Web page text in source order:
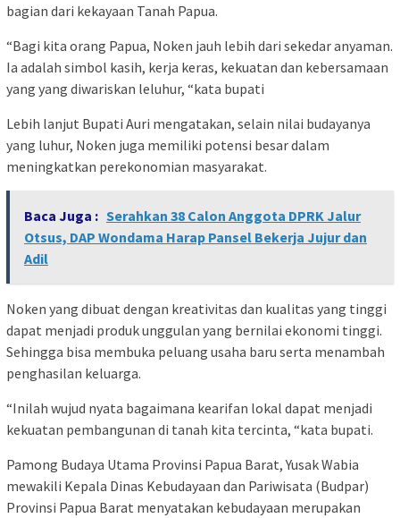
bagian dari kekayaan Tanah Papua.
“Bagi kita orang Papua, Noken jauh lebih dari sekedar anyaman.
Ia adalah simbol kasih, kerja keras, kekuatan dan kebersamaan
yang yang diwariskan leluhur, “kata bupati
Lebih lanjut Bupati Auri mengatakan, selain nilai budayanya
yang luhur, Noken juga memiliki potensi besar dalam
meningkatkan perekonomian masyarakat.
Baca Juga : Serahkan 38 Calon Anggota DPRK Jalur
Otsus, DAP Wondama Harap Pansel Bekerja Jujur dan
Adil
Noken yang dibuat dengan kreativitas dan kualitas yang tinggi
dapat menjadi produk unggulan yang bernilai ekonomi tinggi.
Sehingga bisa membuka peluang usaha baru serta menambah
penghasilan keluarga.
“Inilah wujud nyata bagaimana kearifan lokal dapat menjadi
kekuatan pembangunan di tanah kita tercinta, “kata bupati.
Pamong Budaya Utama Provinsi Papua Barat, Yusak Wabia
mewakili Kepala Dinas Kebudayaan dan Pariwisata (Budpar)
Provinsi Papua Barat menyatakan kebudayaan merupakan